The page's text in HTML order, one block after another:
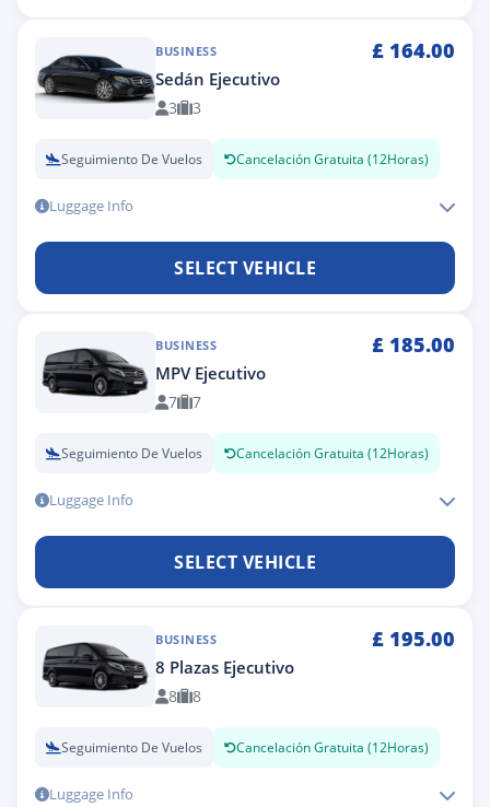
BUSINESS £ 164.00
Sedán Ejecutivo
3 3
Seguimiento De Vuelos Cancelación Gratuita (12Horas)
Luggage Info
SELECT VEHICLE
BUSINESS £ 185.00
MPV Ejecutivo
7 7
Seguimiento De Vuelos Cancelación Gratuita (12Horas)
Luggage Info
SELECT VEHICLE
BUSINESS £ 195.00
8 Plazas Ejecutivo
8 8
Seguimiento De Vuelos Cancelación Gratuita (12Horas)
Luggage Info